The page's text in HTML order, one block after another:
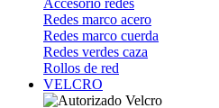
Accesorio redes
Redes marco acero
Redes marco cuerda
Redes verdes caza
Rollos de red
VELCRO